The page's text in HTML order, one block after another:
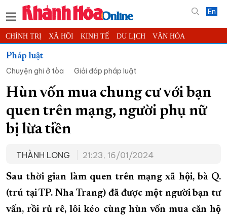
En
CHÍNH TRỊ XÃ HỘI KINH TẾ DU LỊCH VĂN HÓA
THỂ THAO
KHOA HỌC - CÔNG NGHỆ PHÁP LUẬT
THẾ GIỚI MULTIMEDIA VIDEO ĐỌC BÁO ONLINE
THÔNG TIN - QUẢNG CÁO
QUY HOẠCH TỈNH KHÁNH HÒA
CHUNG TAY CẢI CÁCH HÀNH CHÍNH
XÂY DỰNG NÔNG THÔN MỚI LỊCH CẮT ĐIỆN
TÀU - XE - MÁY BAY
KỶ NIỆM 370 NĂM XÂY DỰNG VÀ PHÁT TRIỂN TỈNH KHÁNH HÒA
Pháp luật
Chuyện ghi ở tòa
Giải đáp pháp luật
Hùn vốn mua chung cư với bạn
quen trên mạng, người phụ nữ
bị lừa tiền
THÀNH LONG 21:23, 16/01/2024
Sau thời gian làm quen trên mạng xã hội, bà Q.
(trú tại TP. Nha Trang) đã được một người bạn tư
vấn, rồi rủ rê, lôi kéo cùng hùn vốn mua căn hộ